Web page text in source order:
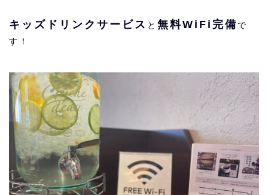
キッズドリンクサービス と 無料WiFi完備で
す！